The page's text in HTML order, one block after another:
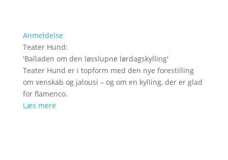
Anmeldelse
Teater Hund:
'Balladen om den løsslupne lørdagskylling'
Teater Hund er i topform med den nye forestilling
om venskab og jalousi – og om en kylling, der er glad
for flamenco.
Læs mere